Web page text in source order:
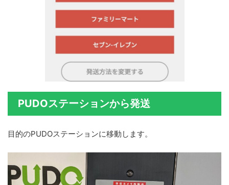
PUDOステーションから発送
目的のPUDOステーションに移動します。